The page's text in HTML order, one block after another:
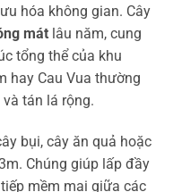
hóa không gian. Cây
mát lâu năm, cung
tổng thể của khu
hay Cau Vua thường
tán lá rộng.
bụi, cây ăn quả hoặc
Chúng giúp lấp đầy
mềm mại giữa các